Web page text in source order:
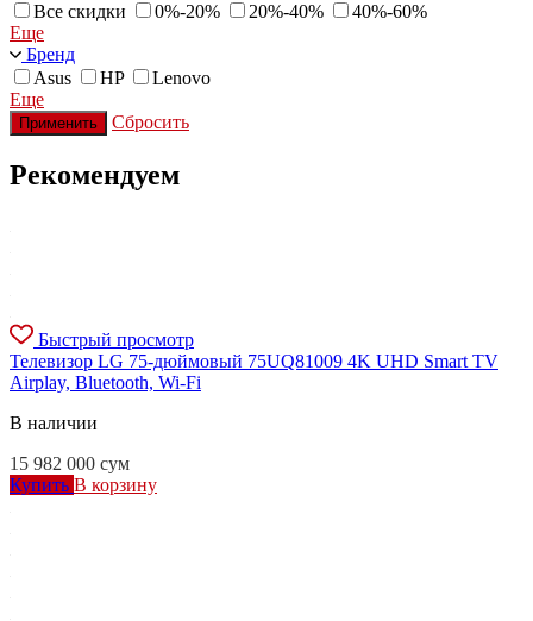
Все скидки
0%-20% 20%-40%
40%-60%
Еще
Бренд
Asus
HP
Lenovo
Еще
Применить Сбросить
Рекомендуем
Быстрый просмотр
Телевизор LG 75-дюймовый 75UQ81009 4K UHD Smart TV
Airplay, Bluetooth, Wi-Fi
В наличии
15 982 000 сум
Купить В корзину